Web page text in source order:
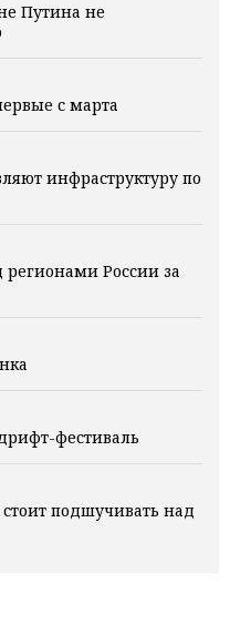
Путина не
с марта
инфраструктуру по
России за
фестиваль
подшучивать над